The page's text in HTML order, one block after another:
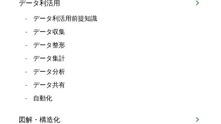
データ利活用
データ利活用前提知識
データ収集
データ整形
データ集計
データ分析
データ共有
自動化
図解・構造化